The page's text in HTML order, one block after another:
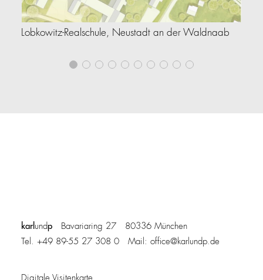
Lobkowitz-Realschule, Neustadt an der Waldnaab
karl undp Bavariaring 27 80336 München
Tel. +49 89-55 27 308 0 Mail: office@karlundp.de